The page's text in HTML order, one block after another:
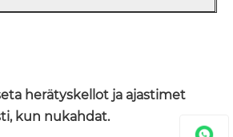
herätyskellot ja ajastimet
kun nukahdat.